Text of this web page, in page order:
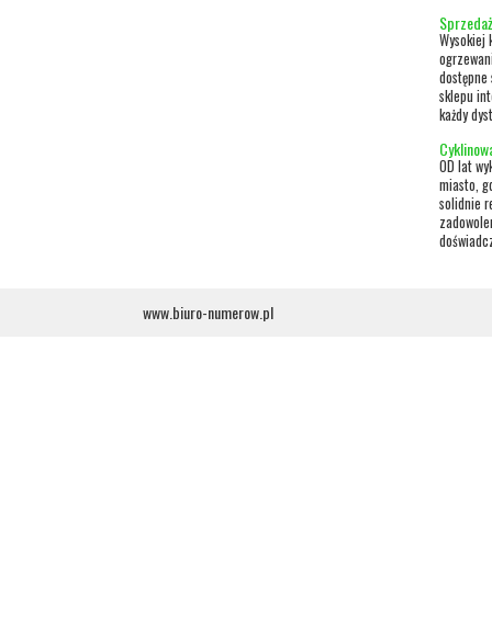
Wysokiej
sklepu
każdy
OD lat
miasto,
solidnie
www.biuro-numerow.pl